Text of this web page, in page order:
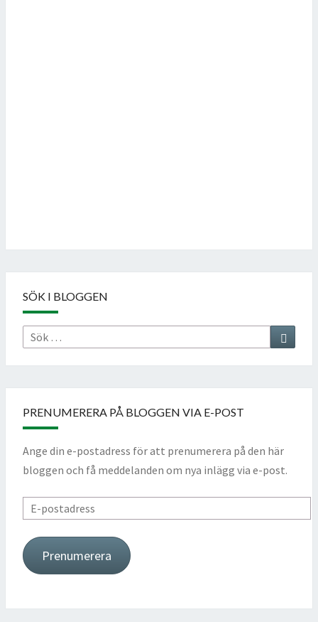
SÖK I BLOGGEN
Sök
efter:
Sök
PRENUMERERA PÅ BLOGGEN VIA E-POST
Ange din e-postadress för att prenumerera på den här
bloggen och få meddelanden om nya inlägg via e-post.
E-
postadress
Prenumerera